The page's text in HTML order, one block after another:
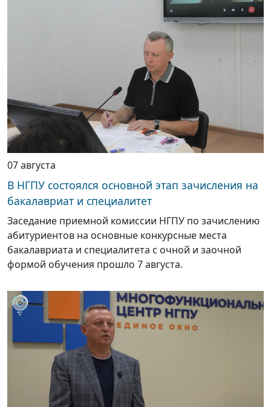
07 августа
В НГПУ состоялся основной этап зачисления на
бакалавриат и специалитет
Заседание приемной комиссии НГПУ по зачислению
абитуриентов на основные конкурсные места
бакалавриата и специалитета с очной и заочной
формой обучения прошло 7 августа.